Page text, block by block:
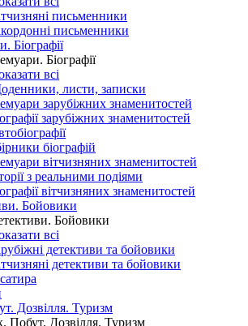
письменники
письменники
Біографії
Біографії
всі
листи, записки
зарубіжних знаменитостей
зарубіжних знаменитостей
біографій
вітчизняних знаменитостей
з реальними подіями
вітчизняних знаменитостей
Бойовики
Бойовики
всі
детективи та бойовики
детективи та бойовики
Дозвілля. Туризм
Побут. Дозвілля. Туризм